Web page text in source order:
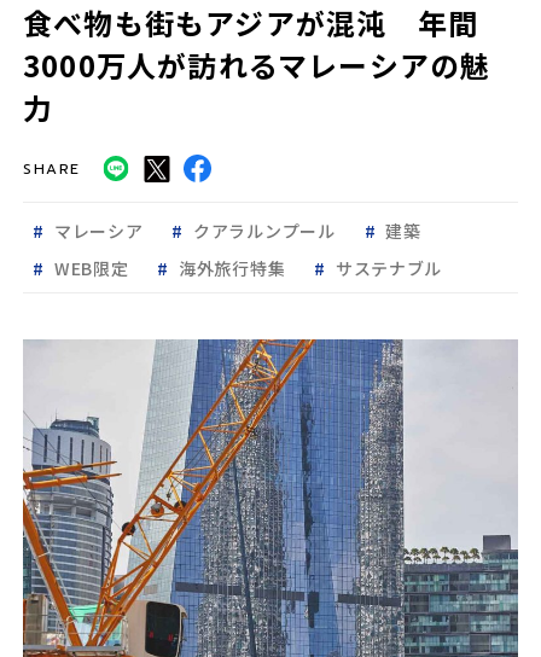
食べ物も街もアジアが混沌 年間
3000万人が訪れるマレーシアの魅
力
SHARE
マレーシア クアラルンプール
建築
WEB限定
海外旅行特集 サステナブル